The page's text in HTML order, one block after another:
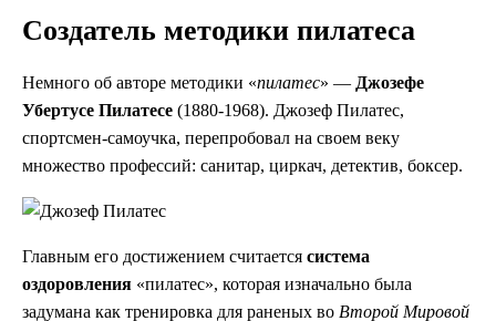
Создатель методики пилатеса
Немного об авторе методики «пилатес» — Джозефе
Убертусе Пилатесе (1880-1968). Джозеф Пилатес,
спортсмен-самоучка, перепробовал на своем веку
множество профессий: санитар, циркач, детектив, боксер.
Главным его достижением считается система
оздоровления «пилатес», которая изначально была
задумана как тренировка для раненых во Второй Мировой